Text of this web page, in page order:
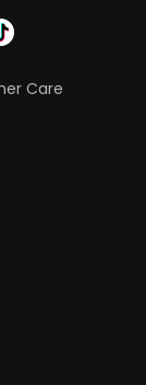
Care